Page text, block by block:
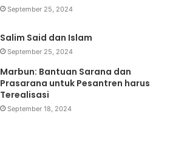
September 25, 2024
Salim Said dan Islam
September 25, 2024
Marbun: Bantuan Sarana dan
Prasarana untuk Pesantren harus
Terealisasi
September 18, 2024